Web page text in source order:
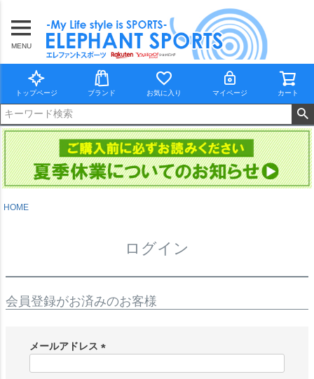
MENU
トップページ ブランド お気に入り マイページ カート
HOME
ログイン
会員登録がお済みのお客様
メールアドレス